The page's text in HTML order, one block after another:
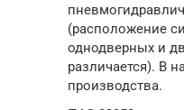
(расположение
однодверных и
различается). В
производства.